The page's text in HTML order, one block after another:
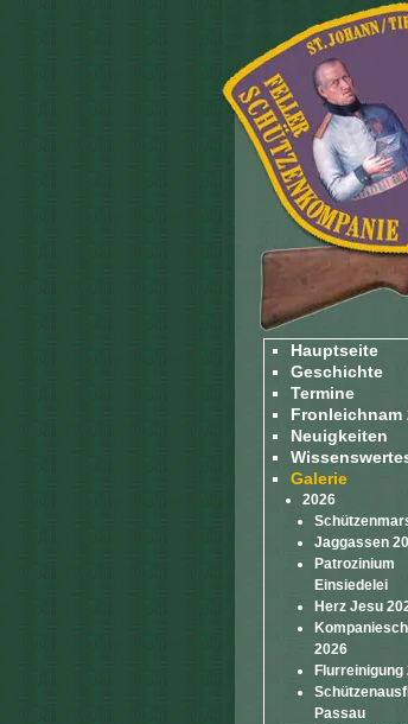
Hauptseite
Geschichte
Termine
Fronleichnam
Neuigkeiten
Galerie
2026
Jaggassen
Patrozinium
Einsiedelei
Herz Jesu
2026
Flurreinigung
Passau